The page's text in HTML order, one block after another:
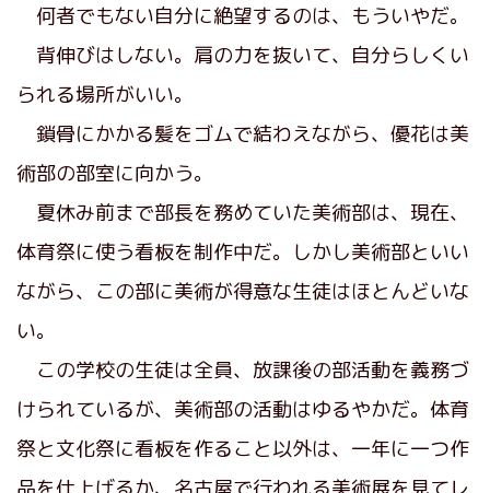
何者でもない自分に絶望するのは、もういやだ。
背伸びはしない。肩の力を抜いて、自分らしくい
られる場所がいい。
鎖骨にかかる髪をゴムで結わえながら、優花は美
術部の部室に向かう。
夏休み前まで部長を務めていた美術部は、現在、
体育祭に使う看板を制作中だ。しかし美術部といい
ながら、この部に美術が得意な生徒はほとんどいな
い。
この学校の生徒は全員、放課後の部活動を義務づ
けられているが、美術部の活動はゆるやかだ。体育
祭と文化祭に看板を作ること以外は、一年に一つ作